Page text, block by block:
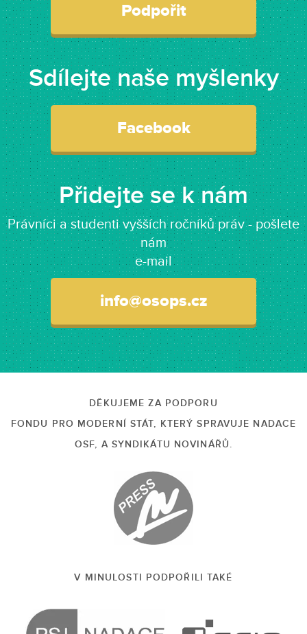
Podpořit
Sdílejte naše myšlenky
Facebook
Přidejte se k nám
Právníci a studenti vyšších ročníků práv - pošlete
nám
e-mail
info@osops.cz
DĚKUJEME ZA PODPORU
FONDU PRO MODERNÍ STÁT, KTERÝ SPRAVUJE NADACE
OSF, A SYNDIKÁTU NOVINÁŘŮ.
V MINULOSTI PODPOŘILI TAKÉ